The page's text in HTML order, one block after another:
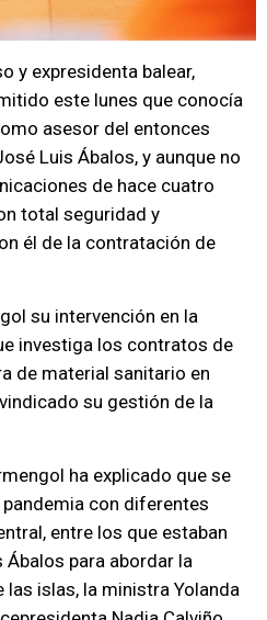
y expresidenta balear,
este lunes que conocía
asesor del entonces
Luis Ábalos, y aunque no
de hace cuatro
total seguridad y
él de la contratación de
su intervención en la
investiga los contratos de
de material sanitario en
su gestión de la
ha explicado que se
con diferentes
entre los que estaban
para abordar la
islas, la ministra Yolanda